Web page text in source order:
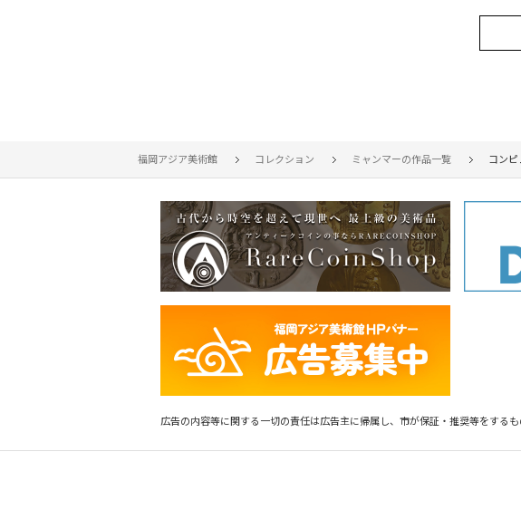
福岡アジア美術館 コレクション ミャンマーの作品一覧 コン
広告の内容等に関する一切の責任は広告主に帰属し、市が保証・推奨等をするも